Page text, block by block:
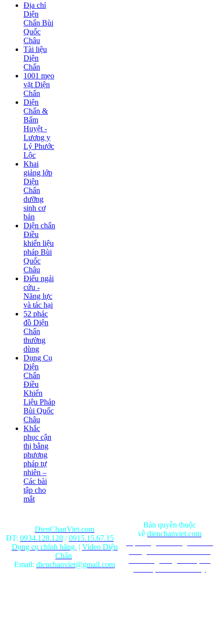
Địa chỉ
Diện
Chẩn Bùi
Quốc
Châu
Tài liệu
Diện
Chẩn
1001 mẹo
vặt Diện
Chẩn
Diện
Chẩn &
Bấm
Huyệt -
Lương y
Lý Phước
Lộc
Khai
giảng lớp
Diện
Chẩn
dưỡng
sinh cơ
bản
Diện chẩn
Điều
khiển liệu
pháp Bùi
Quốc
Châu
Điếu ngải
cứu -
Năng lực
và tác hại
52 phác
đồ Diện
Chẩn
thường
dùng
Dụng Cụ
Diện
Chẩn
Điều
Khiển
Liệu Pháp
Bùi Quốc
Châu
Khắc
phục cận
thị bằng
phương
pháp tự
nhiên –
Các bài
tập cho
mắt
DienChanViet.com
ĐT: 0934.128.128/0915.15.67.15
Dụng cụ chính hãng | Video Diện
Chẩn
Email: dienchanviet@gmail.com
Bản quyền thuộc
về dienchanviet.com